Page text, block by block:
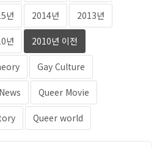
년 2014년 2013년
년 2010년 이전
Gay Culture
Queer Movie
Queer world